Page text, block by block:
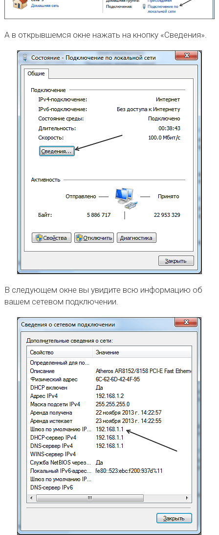
А в открывшемся окне нажать на кнопку «Сведения».
В следующем окне вы увидите всю информацию об
вашем сетевом подключении.